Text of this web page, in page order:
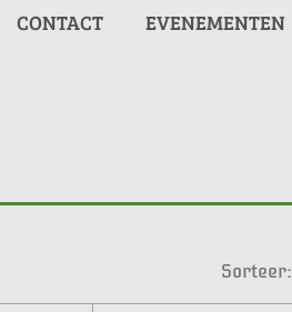
CONTACT EVENEMENTEN
Sorteer: